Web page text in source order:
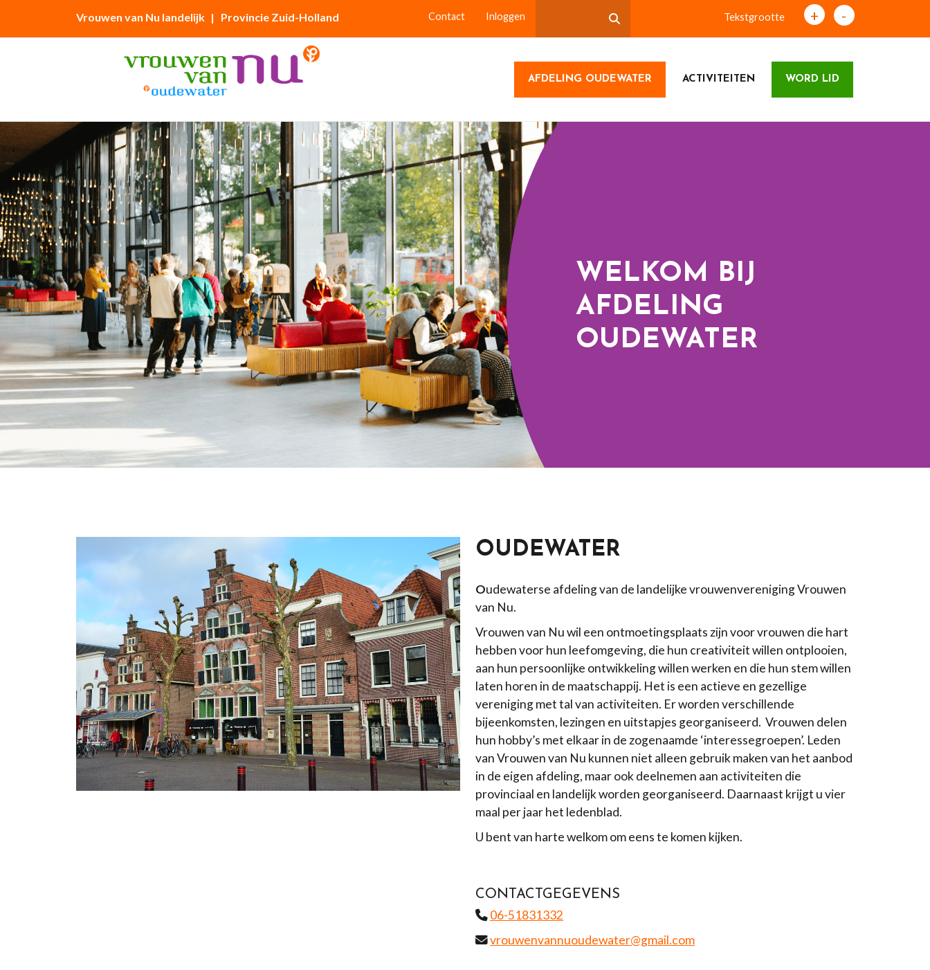
Vrouwen van Nu landelijk | Provincie Zuid-Holland Contact Inloggen Tekstgrootte + -
AFDELING OUDEWATER ACTIVITEITEN WORD LID
WELKOM BIJ
AFDELING
OUDEWATER
OUDEWATER
Oudewaterse afdeling van de landelijke vrouwenvereniging Vrouwen
van Nu.
Vrouwen van Nu wil een ontmoetingsplaats zijn voor vrouwen die hart
hebben voor hun leefomgeving, die hun creativiteit willen ontplooien,
aan hun persoonlijke ontwikkeling willen werken en die hun stem willen
laten horen in de maatschappij. Het is een actieve en gezellige
vereniging met tal van activiteiten. Er worden verschillende
bijeenkomsten, lezingen en uitstapjes georganiseerd. Vrouwen delen
hun hobby’s met elkaar in de zogenaamde ‘interessegroepen’. Leden
van Vrouwen van Nu kunnen niet alleen gebruik maken van het aanbod
in de eigen afdeling, maar ook deelnemen aan activiteiten die
provinciaal en landelijk worden georganiseerd. Daarnaast krijgt u vier
maal per jaar het ledenblad.
U bent van harte welkom om eens te komen kijken.
CONTACTGEGEVENS
06-51831332
vrouwenvannuoudewater@gmail.com